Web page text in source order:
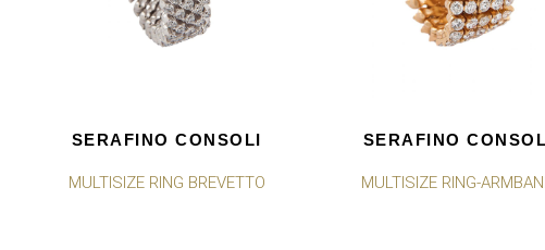
SERAFINO CONSOLI
MULTISIZE RING BREVETTO
SERAFINO
MULTISIZE RING-